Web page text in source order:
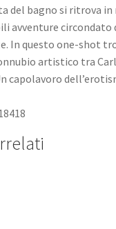
del bagno si ritrova
avventure circondato
In questo one-shot
artistico tra
capolavoro